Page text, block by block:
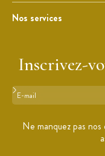
Nos services
Inscrivez-
Format :
Ne manquez pas